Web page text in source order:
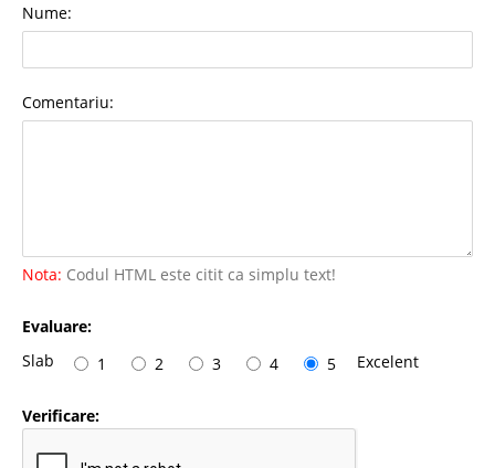
Nume:
Comentariu:
Nota: Codul HTML este citit ca simplu text!
Evaluare:
Slab
1 2 3 4 5 Excelent
Verificare: